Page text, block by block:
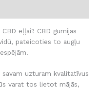
eļļai? CBD gumijas
pateicoties to augļu
uzturam kvalitatīvus
varat tos lietot mājās,